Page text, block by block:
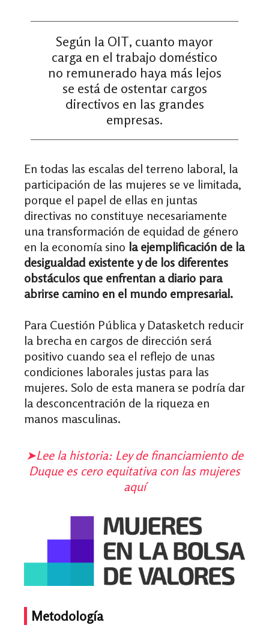
Según la OIT, cuanto mayor
carga en el trabajo doméstico
no remunerado haya más lejos
se está de ostentar cargos
directivos en las grandes
empresas.
En todas las escalas del terreno laboral, la
participación de las mujeres se ve limitada,
porque el papel de ellas en juntas
directivas no constituye necesariamente
una transformación de equidad de género
en la economía sino la ejemplificación de la
desigualdad existente y de los diferentes
obstáculos que enfrentan a diario para
abrirse camino en el mundo empresarial.
Para Cuestión Pública y Datasketch reducir
la brecha en cargos de dirección será
positivo cuando sea el reflejo de unas
condiciones laborales justas para las
mujeres. Solo de esta manera se podría dar
la desconcentración de la riqueza en
manos masculinas.
➤Lee la historia: Ley de financiamiento de
Duque es cero equitativa con las mujeres
aquí
Metodología